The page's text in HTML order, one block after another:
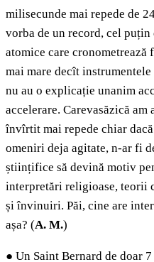
milisecunde mai repede de
vorba de un record, cel
atomice care
mai mare decît
nu au o explicație unanim
accelerare. Carevasăzică
învîrtit mai repede chiar
omeniri deja agitate, n-ar fi
științifice să devină motiv
interpretări religioase, teorii
și învinuiri. Păi, cine are
așa? (A. M.)
● Un Saint Bernard de doar